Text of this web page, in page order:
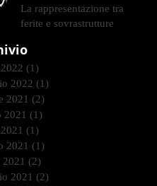
La rappresentazione tra
ferite e sovrastrutture
(1)
2022 (1)
2021 (2)
2021 (1)
(1)
2021 (1)
2021 (2)
2021 (2)